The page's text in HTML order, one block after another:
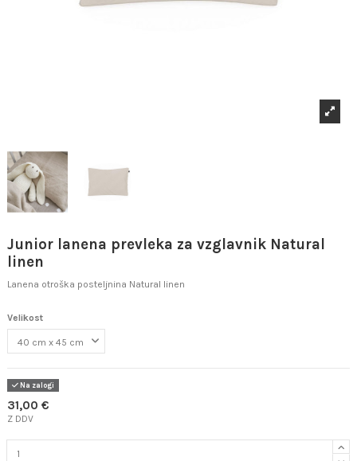
Junior lanena prevleka za vzglavnik Natural
linen
Lanena otroška posteljnina Natural linen
Velikost
Na zalogi
31,00 €
Z DDV